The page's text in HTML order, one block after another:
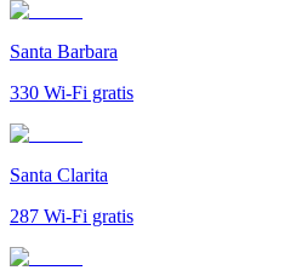
Santa Barbara
330 Wi-Fi gratis
Santa Clarita
287 Wi-Fi gratis